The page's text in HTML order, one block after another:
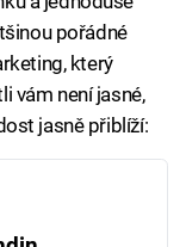
pořádné
který
vám není jasné,
jasně přiblíží: